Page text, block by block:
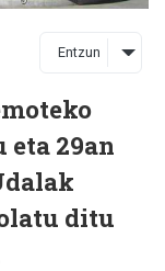
Entzun
eta 29an
ditu